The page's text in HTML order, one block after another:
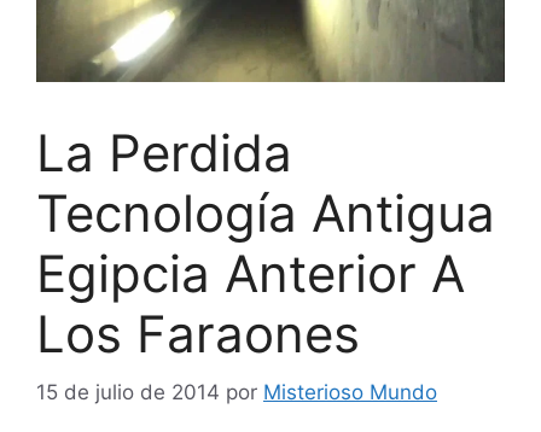
La Perdida
Tecnología Antigua
Egipcia Anterior A
Los Faraones
15 de julio de 2014 por Misterioso Mundo